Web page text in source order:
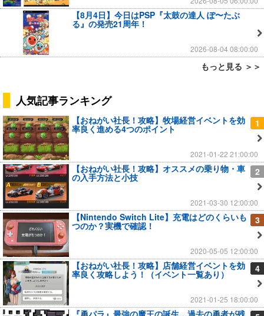
【8月4日】今日はPSP『太鼓の達人 ぽ〜たぶ
る』の発売21周年！
2026-08-04 08:00:00
もっと見る ＞＞
人気記事ランキング
1
【おねがい社長！攻略】牧場経営イベントを効
率良く進める4つのポイント
2021-01-22 21:00:00
2
【おねがい社長！攻略】オススメの乗り物・車
の入手方法と小技
2021-03-30 12:00:00
3
【Nintendo Switch Lite】充電はどのくらいも
つのか？実機で確認！
2020-05-05 12:00:00
4
【おねがい社長！攻略】店舗経営イベントを効
率良く攻略しよう！（イベント一覧あり）
2021-01-25 18:00:00
『勇パラ』最強の魔王の誕生…過去の勇者が残